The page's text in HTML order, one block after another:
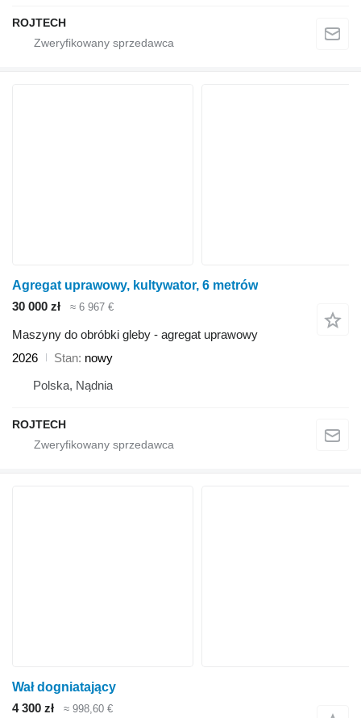
ROJTECH
Agregat uprawowy, kultywator, 6 metrów
30 000 zł
≈ 6 967 €
Maszyny do obróbki gleby - agregat uprawowy
2026
Stan nowy
Polska, Nądnia
ROJTECH
Wał dogniatający
4 300 zł
≈ 998,60 €